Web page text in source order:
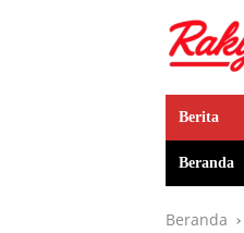
Berita
Beranda
Beranda